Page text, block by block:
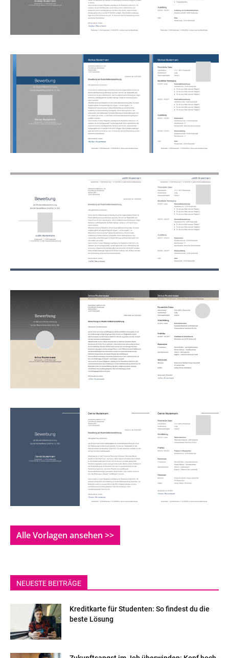
Alle Vorlagen ansehen >>
NEUESTE BEITRÄGE
Kreditkarte für Studenten: So findest du die
beste Lösung